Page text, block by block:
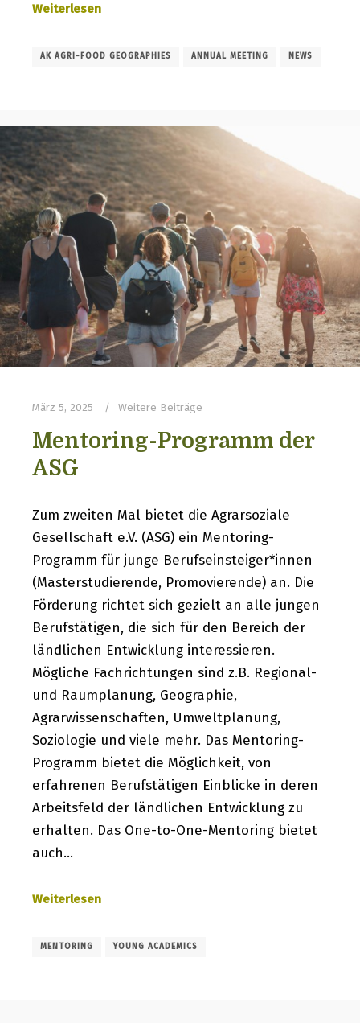
Weiterlesen
AK AGRI-FOOD GEOGRAPHIES ANNUAL MEETING NEWS
März 5, 2025 Weitere Beiträge
Mentoring-Programm der
ASG
Zum zweiten Mal bietet die Agrarsoziale
Gesellschaft e.V. (ASG) ein Mentoring-
Programm für junge Berufseinsteiger*innen
(Masterstudierende, Promovierende) an. Die
Förderung richtet sich gezielt an alle jungen
Berufstätigen, die sich für den Bereich der
ländlichen Entwicklung interessieren.
Mögliche Fachrichtungen sind z.B. Regional-
und Raumplanung, Geographie,
Agrarwissenschaften, Umweltplanung,
Soziologie und viele mehr. Das Mentoring-
Programm bietet die Möglichkeit, von
erfahrenen Berufstätigen Einblicke in deren
Arbeitsfeld der ländlichen Entwicklung zu
erhalten. Das One-to-One-Mentoring bietet
auch…
Weiterlesen
MENTORING YOUNG ACADEMICS